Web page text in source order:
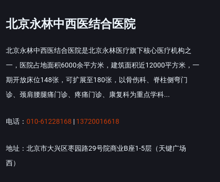
北京永林中西医结合医院
北京永林中西医结合医院是北京永林医疗旗下核心医疗机构之
一，医院占地面积6000余平方米，建筑面积近12000平方米，一
期开放床位148张，可扩展至180张，以骨伤科、脊柱侧弯门
诊、颈肩腰腿痛门诊、疼痛门诊、康复科为重点学科...
电话： 010-61228168 | 13720016618
地址：北京市大兴区枣园路29号院商业B座1-5层（天键广场
西）